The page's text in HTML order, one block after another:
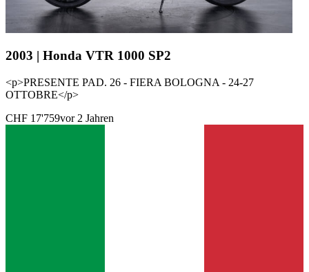
2003 | Honda VTR 1000 SP2
<p>PRESENTE PAD. 26 - FIERA BOLOGNA - 24-27
OTTOBRE</p>
CHF 17'759vor 2 Jahren